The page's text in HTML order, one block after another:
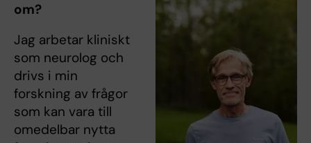
om?
Jag arbetar kliniskt
som neurolog och
drivs i min
forskning av frågor
som kan vara till
omedelbar nytta